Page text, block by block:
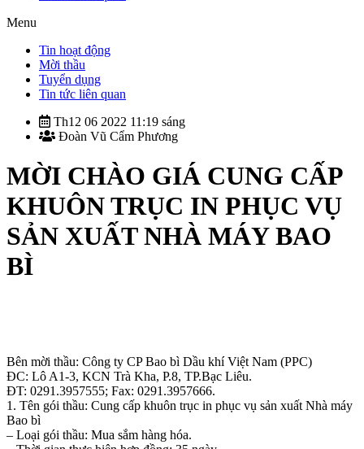
Menu
Tin hoạt động
Mời thầu
Tuyển dụng
Tin tức liên quan
Th12 06 2022 11:19 sáng
Đoàn Vũ Cẩm Phương
MỜI CHÀO GIÁ CUNG CẤP
KHUÔN TRỤC IN PHỤC VỤ
SẢN XUẤT NHÀ MÁY BAO
BÌ
Bên mời thầu: Công ty CP Bao bì Dầu khí Việt Nam (PPC)
ĐC: Lô A1-3, KCN Trà Kha, P.8, TP.Bạc Liêu.
ĐT: 0291.3957555; Fax: 0291.3957666.
1. Tên gói thầu: Cung cấp khuôn trục in phục vụ sản xuất Nhà máy
Bao bì
– Loại gói thầu: Mua sắm hàng hóa.